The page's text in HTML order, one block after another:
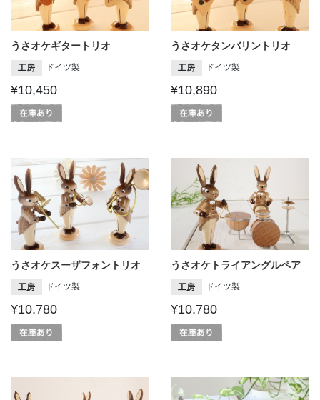
うさオケギタートリオ
工房 ドイツ製
¥10,450
うさオケタンバリントリオ
工房 ドイツ製
¥10,890
うさオケスーザフォントリオ
工房 ドイツ製
¥10,780
うさオケトライアングルペア
工房 ドイツ製
¥10,780